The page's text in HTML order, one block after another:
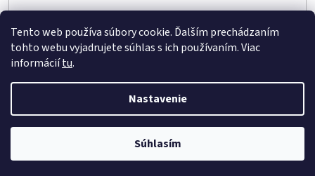
Tento web používa súbory cookie. Ďalším prechádzaním
tohto webu vyjadrujete súhlas s ich používaním. Viac
informáciítu.
Nastavenie
Súhlasím
Vytvoril Shoptet
Copyright 2026Zabal.sk. Všetky práva vyhradené.